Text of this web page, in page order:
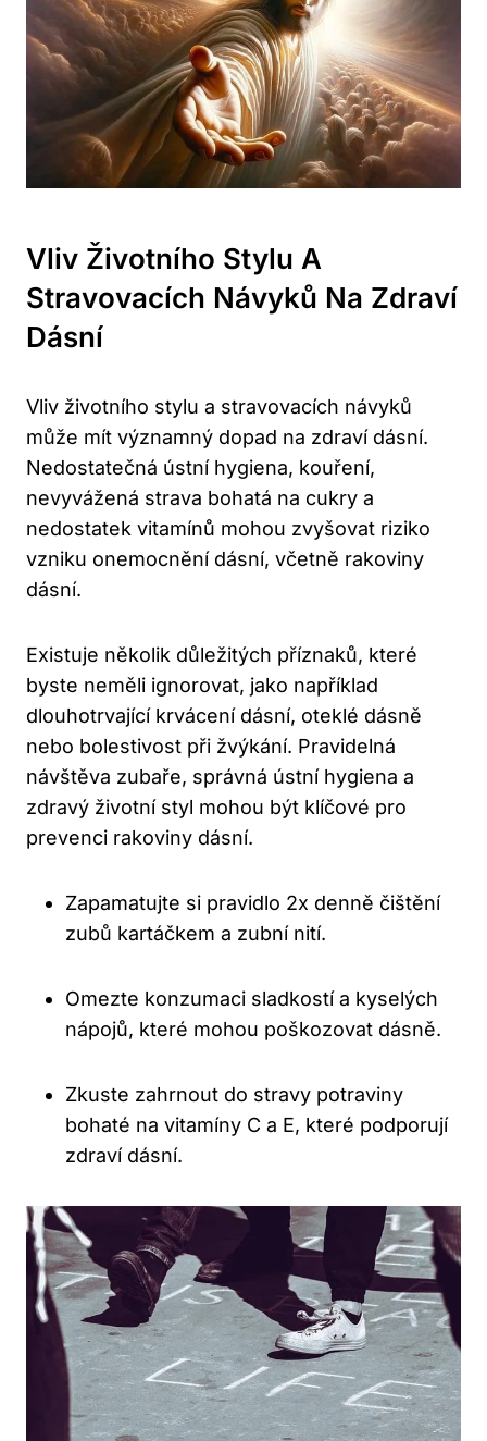
Vliv Životního Stylu A
Stravovacích Návyků Na Zdraví
Dásní
Vliv životního stylu a stravovacích návyků
může mít významný dopad na zdraví dásní.
Nedostatečná ústní hygiena, kouření,
nevyvážená strava bohatá na cukry a
nedostatek vitamínů mohou zvyšovat riziko
vzniku onemocnění dásní, včetně rakoviny
dásní.
Existuje několik důležitých příznaků, které
byste neměli ignorovat, jako například
dlouhotrvající krvácení dásní, oteklé dásně
nebo bolestivost při žvýkání. Pravidelná
návštěva zubaře, správná ústní hygiena a
zdravý životní styl mohou být klíčové pro
prevenci rakoviny dásní.
Zapamatujte si pravidlo 2x denně čištění
zubů kartáčkem a zubní nití.
Omezte konzumaci sladkostí a kyselých
nápojů, které mohou poškozovat dásně.
Zkuste zahrnout do stravy potraviny
bohaté na vitamíny C a E, které podporují
zdraví dásní.